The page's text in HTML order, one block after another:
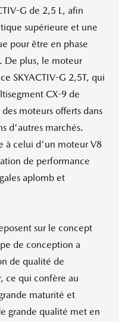
G de 2,5 L, afin
supérieure et une
pour être en phase
De plus, le moteur
SKYACTIV-G 2,5T, qui
CX-9 de
moteurs offerts dans
d'autres marchés.
à celui d'un moteur V8
de performance
aplomb et
sur le concept
de conception a
de qualité de
ce qui confère au
maturité et
grande qualité met en